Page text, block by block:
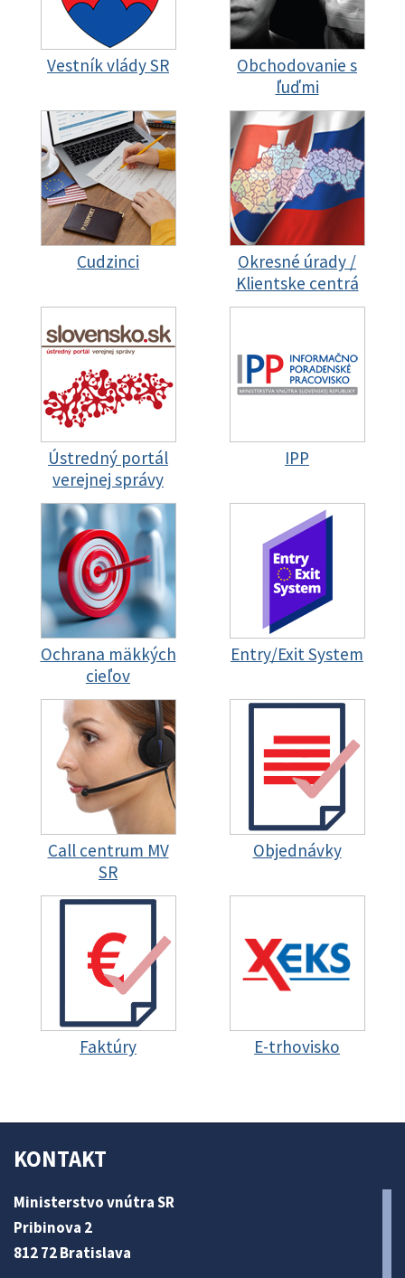
Vestník vlády SR
Obchodovanie s
ľuďmi
Cudzinci
Okresné úrady /
Klientske centrá
Ústredný portál
verejnej správy
IPP
Ochrana mäkkých
cieľov
Entry/Exit System
Call centrum MV
SR
Objednávky
Faktúry E-trhovisko
KONTAKT
Ministerstvo vnútra SR
Pribinova 2
812 72 Bratislava